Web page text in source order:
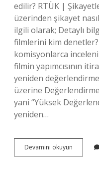
edilir? RTÜK |
üzerinden şikayet nasıl
ilgili olarak; Detaylı
filmlerini kim
komisyonlarca
filmin yapımcısının
yeniden
üzerine
yani “Yüksek
yeniden…
Devamını okuyun
Nereye